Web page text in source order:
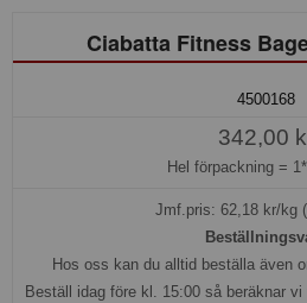
Ciabatta Fitness
4500168
342,00
Hel förpackning =
Jmf.pris: 62,18kr/kg
Hos oss kan du alltid beställa även
Beställ idag före kl. 15:00 så beräknar